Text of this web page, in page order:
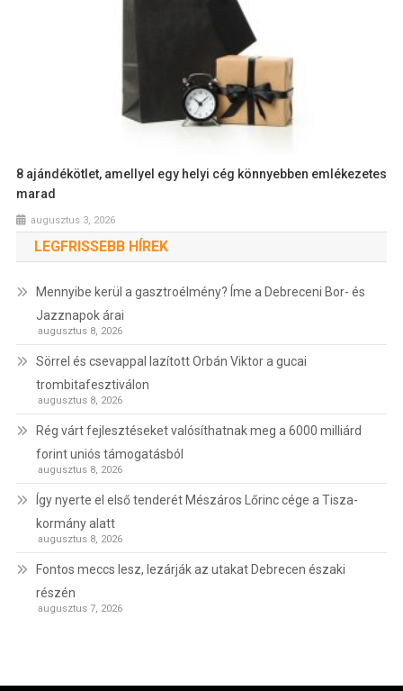
8 ajándékötlet, amellyel egy helyi cég könnyebben emlékezetes
marad
augusztus 3, 2026
LEGFRISSEBB HÍREK
Mennyibe kerül a gasztroélmény? Íme a Debreceni Bor- és
Jazznapok árai
augusztus 8, 2026
Sörrel és csevappal lazított Orbán Viktor a gucai
trombitafesztiválon
augusztus 8, 2026
Rég várt fejlesztéseket valósíthatnak meg a 6000 milliárd
forint uniós támogatásból
augusztus 8, 2026
Így nyerte el első tenderét Mészáros Lőrinc cége a Tisza-
kormány alatt
augusztus 8, 2026
Fontos meccs lesz, lezárják az utakat Debrecen északi
részén
augusztus 7, 2026